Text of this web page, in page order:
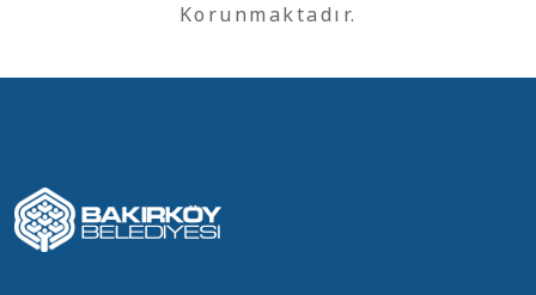
Korunmaktadır.